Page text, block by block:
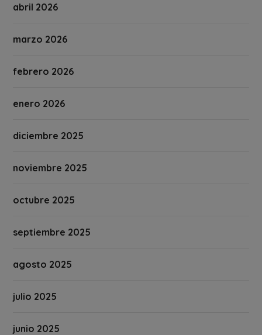
abril 2026
marzo 2026
febrero 2026
enero 2026
diciembre 2025
noviembre 2025
octubre 2025
septiembre 2025
agosto 2025
julio 2025
junio 2025